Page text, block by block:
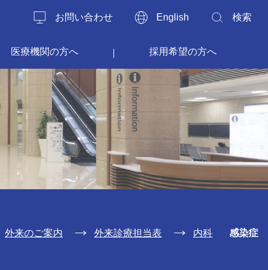
お問い合わせ English 検索
医療機関の方へ 採用希望の方へ
外来のご案内 外来診療担当表 内科 感染症